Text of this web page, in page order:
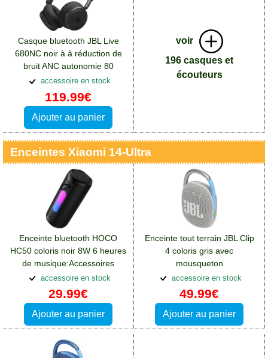
Casque bluetooth JBL Live
680NC noir à à réduction de
bruit ANC autonomie 80
heures:Accessoires Xiaomi 14
Ultra
accessoire en stock
119.99€
Ajouter au panier
voir
196 casques et
écouteurs
Enceintes Xiaomi 14-Ultra
Enceinte bluetooth HOCO
HC50 coloris noir 8W 6 heures
de musique:Accessoires
Xiaomi 14 Ultra
accessoire en stock
29.99€
Ajouter au panier
Enceinte tout terrain JBL Clip
4 coloris gris avec
mousqueton
métallique:Accessoires Xiaomi
14 Ultra
accessoire en stock
49.99€
Ajouter au panier